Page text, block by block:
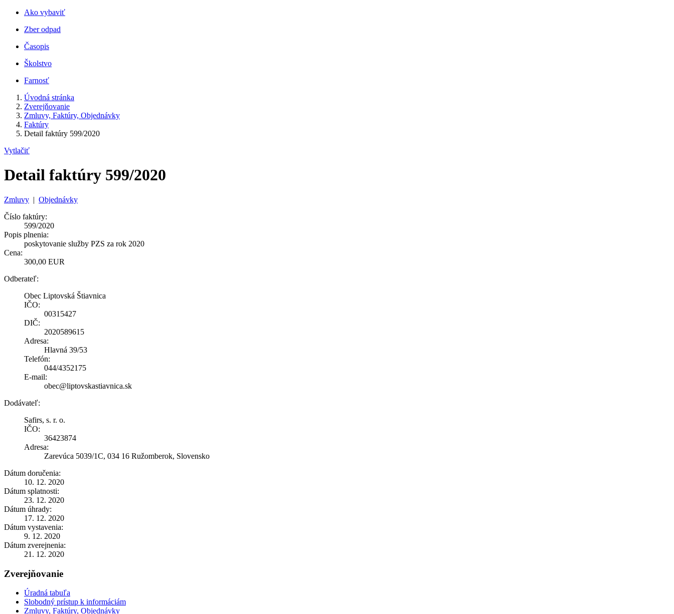
Ako vybaviť
Zber odpad
Časopis
Školstvo
Farnosť
Úvodná stránka
Zverejňovanie
Zmluvy, Faktúry, Objednávky
Faktúry
Detail faktúry 599/2020
Vytlačiť
Detail faktúry 599/2020
Zmluvy | Objednávky
Číslo faktúry:
599/2020
Popis plnenia:
poskytovanie služby PZS za rok 2020
Cena:
300,00 EUR
Odberateľ:
Obec Liptovská Štiavnica
IČO:
00315427
DIČ:
2020589615
Adresa:
Hlavná 39/53
Telefón:
044/4352175
E-mail:
obec@liptovskastiavnica.sk
Dodávateľ:
Safirs, s. r. o.
IČO:
36423874
Adresa:
Zarevúca 5039/1C, 034 16 Ružomberok, Slovensko
Dátum doručenia:
10. 12. 2020
Dátum splatnosti:
23. 12. 2020
Dátum úhrady:
17. 12. 2020
Dátum vystavenia:
9. 12. 2020
Dátum zverejnenia:
21. 12. 2020
Zverejňovanie
Úradná tabuľa
Slobodný prístup k informáciám
Zmluvy, Faktúry, Objednávky